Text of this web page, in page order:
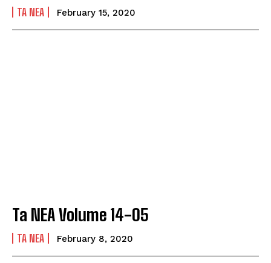
TA NEA February 15, 2020
Ta NEA Volume 14-05
TA NEA February 8, 2020